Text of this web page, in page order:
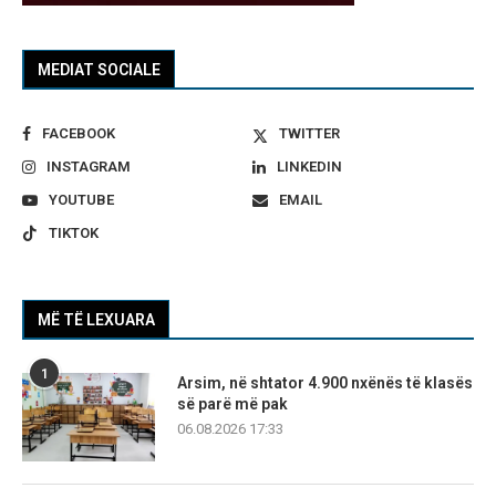
MEDIAT SOCIALE
FACEBOOK
TWITTER
INSTAGRAM
LINKEDIN
YOUTUBE
EMAIL
TIKTOK
MË TË LEXUARA
1
Arsim, në shtator 4.900 nxënës të klasës
së parë më pak
06.08.2026 17:33